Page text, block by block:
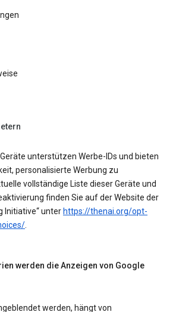
unterstützen Werbe-IDs und bieten
personalisierte Werbung zu
vollständige Liste dieser Geräte und
finden Sie auf der Website der
Initiative“ unter https://thenai.org/opt-
.
werden die Anzeigen von Google
werden, hängt von